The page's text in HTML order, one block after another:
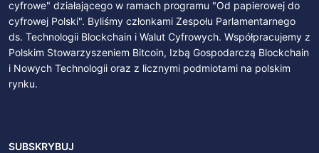
cyfrowe" działającego w ramach programu "Od papierowej do
cyfrowej Polski". Byliśmy członkami Zespołu Parlamentarnego
ds. Technologii Blockchain i Walut Cyfrowych. Współpracujemy z
Polskim Stowarzyszeniem Bitcoin, Izbą Gospodarczą Blockchain
i Nowych Technologii oraz z licznymi podmiotami na polskim
rynku.
SUBSKRYBUJ